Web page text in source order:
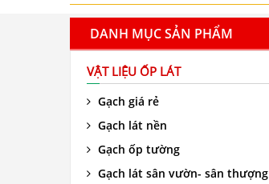
DANH MỤC SẢN PHẨM
VẬT LIỆU ỐP LÁT
Gạch giá rẻ
Gạch lát nền
Gạch ốp tường
Gạch lát sân vườn- sân thượng